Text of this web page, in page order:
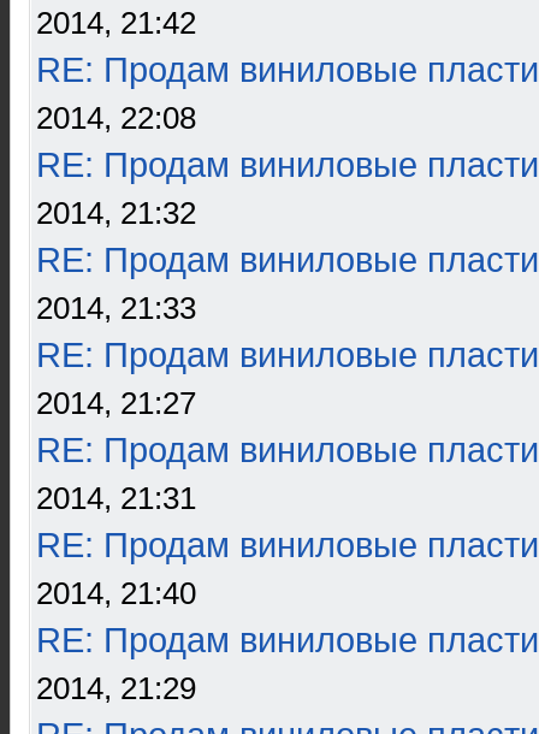
2014, 21:42
RE: Продам виниловые
2014, 22:08
RE: Продам виниловые
2014, 21:32
RE: Продам виниловые
2014, 21:33
RE: Продам виниловые
2014, 21:27
RE: Продам виниловые
2014, 21:31
RE: Продам виниловые
2014, 21:40
RE: Продам виниловые
2014, 21:29